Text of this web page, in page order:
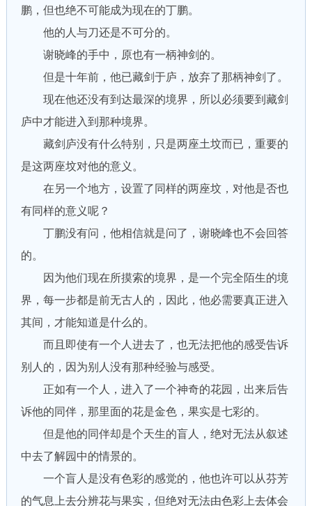
鹏，但也绝不可能成为现在的丁鹏。
他的人与刀还是不可分的。
谢晓峰的手中，原也有一柄神剑的。
但是十年前，他已藏剑于庐，放弃了那柄神剑了。
现在他还没有到达最深的境界，所以必须要到藏剑
庐中才能进入到那种境界。
藏剑庐没有什么特别，只是两座土坟而已，重要的
是这两座坟对他的意义。
在另一个地方，设置了同样的两座坟，对他是否也
有同样的意义呢？
丁鹏没有问，他相信就是问了，谢晓峰也不会回答
的。
因为他们现在所摸索的境界，是一个完全陌生的境
界，每一步都是前无古人的，因此，他必需要真正进入
其间，才能知道是什么的。
而且即使有一个人进去了，也无法把他的感受告诉
别人的，因为别人没有那种经验与感受。
正如有一个人，进入了一个神奇的花园，出来后告
诉他的同伴，那里面的花是金色，果实是七彩的。
但是他的同伴却是个天生的盲人，绝对无法从叙述
中去了解园中的情景的。
一个盲人是没有色彩的感觉的，他也许可以从芬芳
的气息上去分辨花与果实，但绝对无法由色彩上去体会